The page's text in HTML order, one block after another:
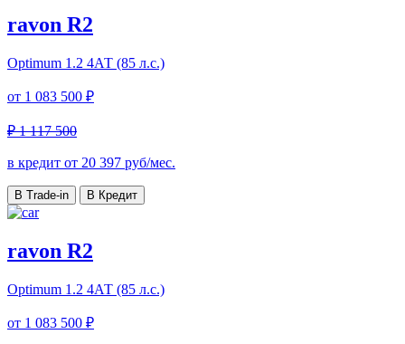
ravon R2
Optimum 1.2 4АТ (85 л.с.)
от 1 083 500 ₽
₽ 1 117 500
в кредит от 20 397 руб/мес.
В Trade-in В Кредит
ravon R2
Optimum 1.2 4АТ (85 л.с.)
от 1 083 500 ₽